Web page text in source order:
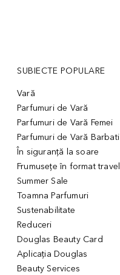
SUBIECTE POPULARE
Vară
Parfumuri de Vară
Parfumuri de Vară Femei
Parfumuri de Vară Barbati
În siguranță la soare
Frumusețe în format travel
Summer Sale
Toamna Parfumuri
Sustenabilitate
Reduceri
Douglas Beauty Card
Aplicația Douglas
Beauty Services